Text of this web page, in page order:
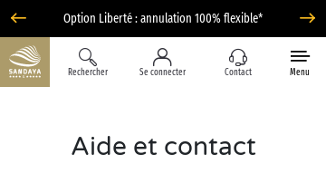
Option Liberté : annulation 100% flexible*
Rechercher Se connecter Contact Menu
Aide et contact